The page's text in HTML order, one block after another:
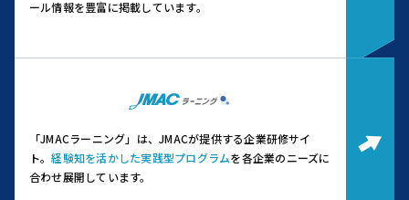
ール情報を豊富に掲載しています。
「JMACラーニング」は、JMACが提供する企業研修サイ
ト。経験知を活かした実践型プログラムを各企業のニーズに
合わせ展開しています。